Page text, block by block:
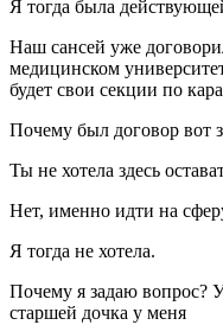
Я тогда была
Наш сансей уже
медицинском
будет свои секции по
Почему был договор вот
Ты не хотела здесь
Нет, именно идти на
Я тогда не хотела.
Почему я задаю вопрос?
старшей дочка у меня